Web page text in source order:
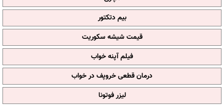
بیم دتکتور
قیمت شیشه سکوریت
فیلم آپنه خواب
درمان قطعی خروپف در خواب
لیزر فوتونا